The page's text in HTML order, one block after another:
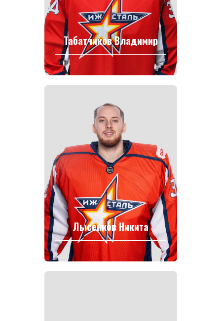
Табатчиков Владимир
Лысенков Никита